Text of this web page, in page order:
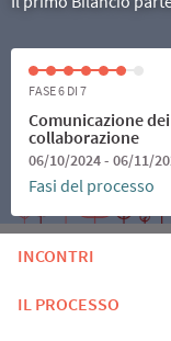
FASE 6 DI 7
Comunicazione
collaborazione
06/10/2024 - 06/11/
Fasi del processo
INCONTRI
IL PROCESSO